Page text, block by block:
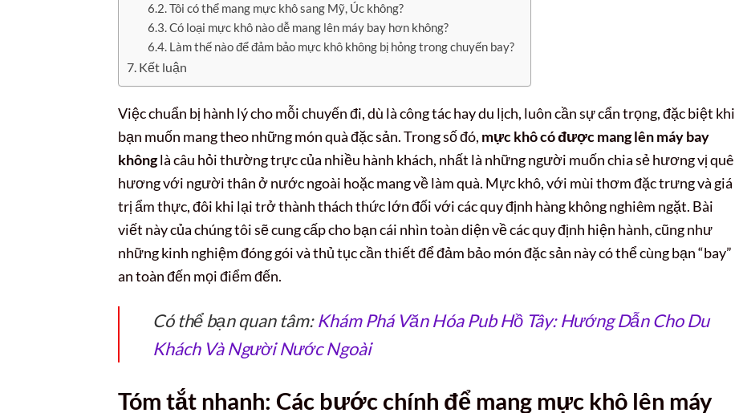
Tôi có thể mang mực khô sang Mỹ, Úc không?
Có loại mực khô nào dễ mang lên máy bay hơn không?
Làm thế nào để đảm bảo mực khô không bị hỏng trong chuyến bay?
Kết luận
Việc chuẩn bị hành lý cho mỗi chuyến đi, dù là công tác hay du lịch, luôn cần sự cẩn trọng, đặc biệt khi
bạn muốn mang theo những món quà đặc sản. Trong số đó, mực khô có được mang lên máy bay
khônglà câu hỏi thường trực của nhiều hành khách, nhất là những người muốn chia sẻ hương vị quê
hương với người thân ở nước ngoài hoặc mang về làm quà. Mực khô, với mùi thơm đặc trưng và giá
trị ẩm thực, đôi khi lại trở thành thách thức lớn đối với các quy định hàng không nghiêm ngặt. Bài
viết này của chúng tôi sẽ cung cấp cho bạn cái nhìn toàn diện về các quy định hiện hành, cũng như
những kinh nghiệm đóng gói và thủ tục cần thiết để đảm bảo món đặc sản này có thể cùng bạn “bay”
an toàn đến mọi điểm đến.
Có thể bạn quan tâm:Khám Phá Văn Hóa Pub Hồ Tây: Hướng Dẫn Cho Du
Khách Và Người Nước Ngoài
Tóm tắt nhanh: Các bước chính để mang mực khô lên máy